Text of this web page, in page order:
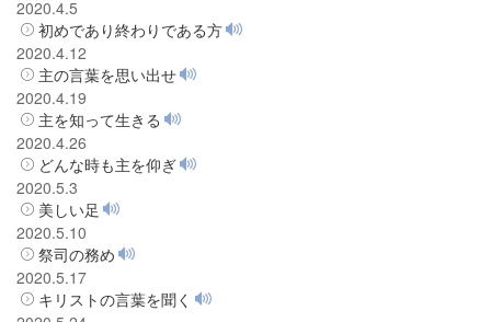
2020.4.5
初めであり終わりである方
2020.4.12
主の言葉を思い出せ
2020.4.19
主を知って生きる
2020.4.26
どんな時も主を仰ぎ
2020.5.3
美しい足
2020.5.10
祭司の務め
2020.5.17
キリストの言葉を聞く